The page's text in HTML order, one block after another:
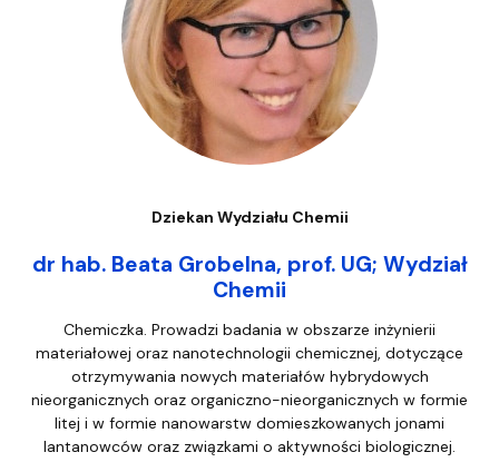
Dziekan Wydziału Chemii
dr hab. Beata Grobelna, prof. UG; Wydział
Chemii
Chemiczka. Prowadzi badania w obszarze inżynierii
materiałowej oraz nanotechnologii chemicznej, dotyczące
otrzymywania nowych materiałów hybrydowych
nieorganicznych oraz organiczno-nieorganicznych w formie
litej i w formie nanowarstw domieszkowanych jonami
lantanowców oraz związkami o aktywności biologicznej.